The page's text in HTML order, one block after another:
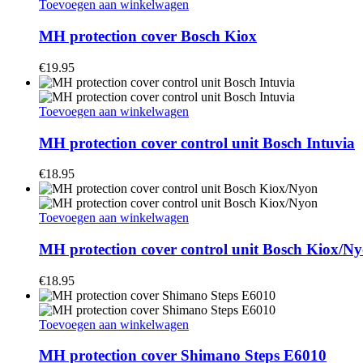
Toevoegen aan winkelwagen
MH protection cover Bosch Kiox
€19.95
Toevoegen aan winkelwagen
MH protection cover control unit Bosch Intuvia
€18.95
Toevoegen aan winkelwagen
MH protection cover control unit Bosch Kiox/
€18.95
Toevoegen aan winkelwagen
MH protection cover Shimano Steps E6010